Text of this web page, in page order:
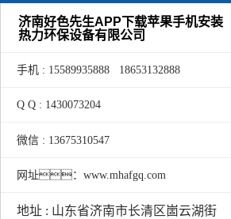
济南好色先生APP下载苹果手机安装
热力环保设备有限公司
手机 : 15589935888 18653132888
Q Q : 1430073204
微信 : 13675310547
网址：www.mhafgq.com
地址 : 山东省济南市长清区崮云湖街